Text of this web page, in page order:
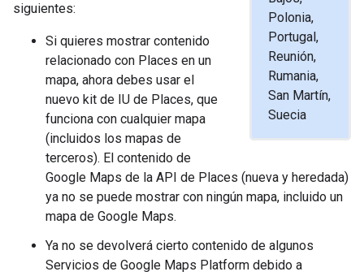
Polonia,
Portugal,
Reunión,
Rumania,
San Martín,
Suecia
siguientes:
Si quieres mostrar contenido
relacionado con Places en un
mapa, ahora debes usar el
nuevo kit de IU de Places, que
funciona con cualquier mapa
(incluidos los mapas de
terceros). El contenido de
Google Maps de la API de Places (nueva y heredada)
ya no se puede mostrar con ningún mapa, incluido un
mapa de Google Maps.
Ya no se devolverá cierto contenido de algunos
Servicios de Google Maps Platform debido a